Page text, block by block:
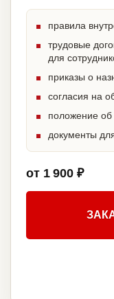
правила
трудовые
для
приказы о
согласия на
положение об
документы
от 1 900 ₽